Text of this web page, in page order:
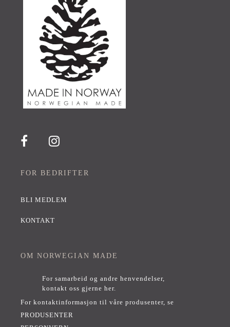
FOR BEDRIFTER
BLI MEDLEM
KONTAKT
OM NORWEGIAN MADE
For samarbeid og andre henvendelser,
kontakt oss gjerne her.
For kontaktinformasjon til våre produsenter, se
PRODUSENTER